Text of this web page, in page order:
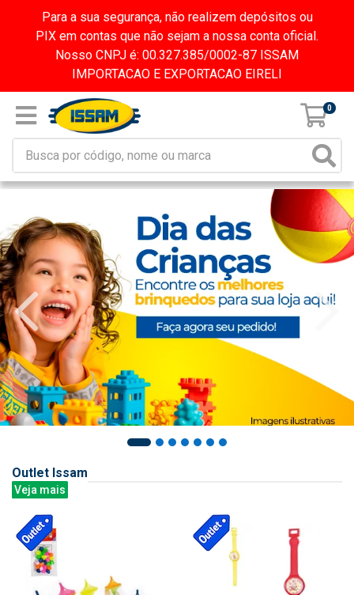
Para a sua segurança, não realizem depósitos ou
PIX em contas que não sejam a nossa conta oficial.
Nosso CNPJ é: 00.327.385/0002-87 ISSAM
IMPORTACAO E EXPORTACAO EIRELI
0
Outlet Issam
Veja mais